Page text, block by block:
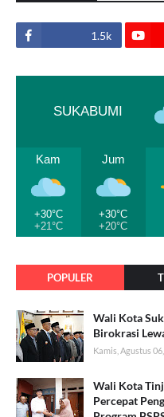
1.5k
SUKABUMI
Kam
+30°C
+21°C
Jum
+30°C
+20°C
POPULER
Wali Kota
Birokrasi
Kamis, Agustus
Wali Kota
Percepat